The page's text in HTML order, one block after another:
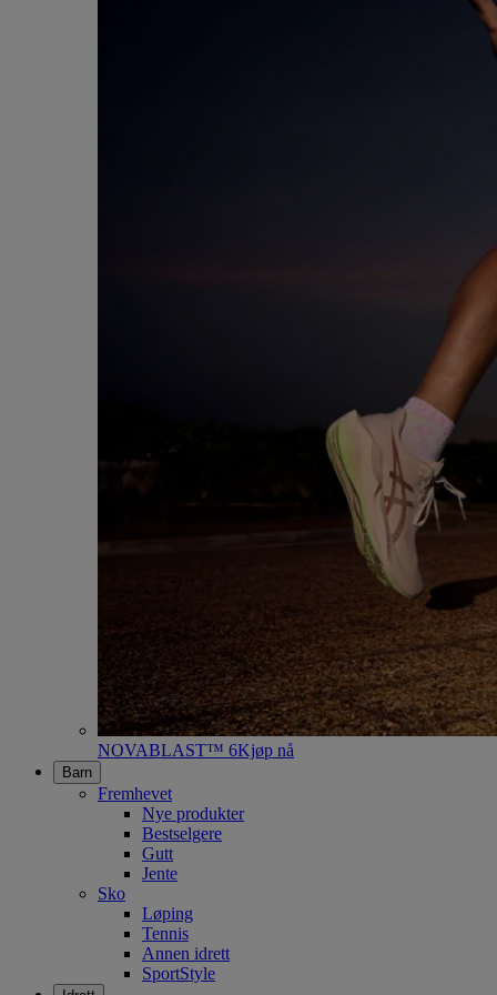
NOVABLAST™ 6Kjøp nå
Barn
Fremhevet
Nye produkter
Bestselgere
Gutt
Jente
Sko
Løping
Tennis
Annen idrett
SportStyle